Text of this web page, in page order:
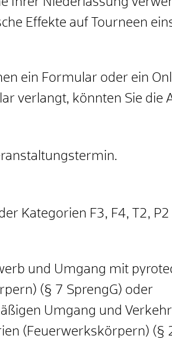
Effekte auf Tourneen
ein Formular oder ein
verlangt, könnten Sie die
Kategorien F3, F4, T2,
und Umgang mit
(§ 7 SprengG) oder
Umgang und
(Feuerwerkskörpern) (§